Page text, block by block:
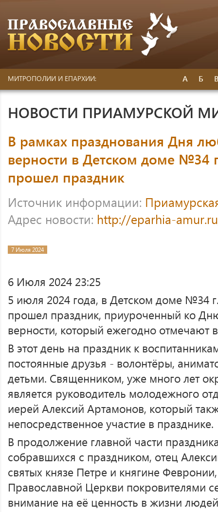
МИТРОПОЛИИ И ЕПАРХИИ: А Б
НОВОСТИ ПРИАМУРСКОЙ
В рамках празднования Дня
верности в Детском доме №34
прошел праздник
Источник информации:
Адрес новости: http://eparhia-
7 Июля 2024
6 Июля 2024 23:25
5 июля 2024 года, в Детском доме №34
прошел праздник, приуроченный ко
верности, который ежегодно отмечают
В этот день на праздник к
постоянные друзья - волонтёры,
детьми. Священником, уже много лет
является руководитель молодежного
иерей Алексий Артамонов, который
непосредственное участие в празднике.
В продолжение главной части
собравшихся с праздником, отец
святых князе Петре и княгине
Православной Церкви покровителями
внимание на её ценность в жизни